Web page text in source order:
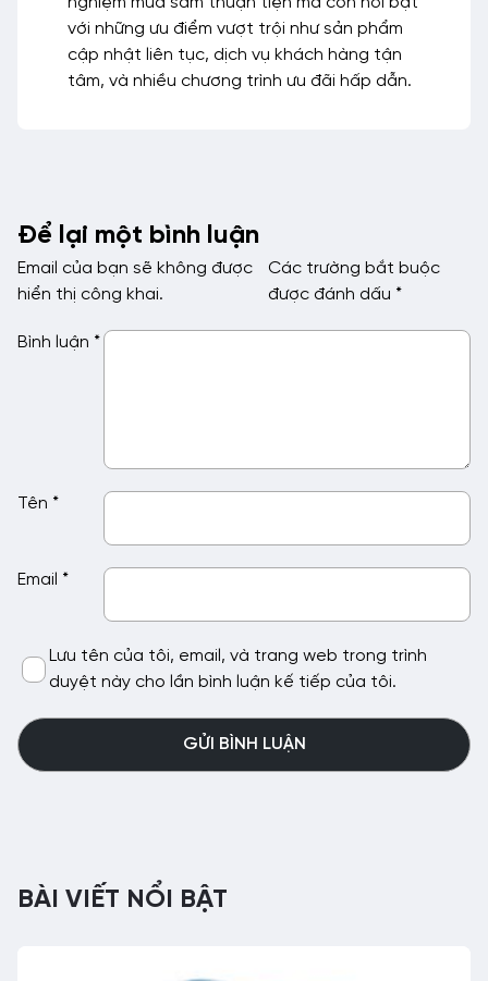
với những ưu điểm vượt trội như sản phẩm
cập nhật liên tục, dịch vụ khách hàng tận
tâm, và nhiều chương trình ưu đãi hấp dẫn.
Để lại một bình luận
Email của bạn sẽ không được
hiển thị công khai.
Các trường bắt buộc
được đánh dấu *
Bình luận *
Tên *
Email *
Lưu tên của tôi, email, và trang web trong trình
duyệt này cho lần bình luận kế tiếp của tôi.
BÀI VIẾT NỔI BẬT